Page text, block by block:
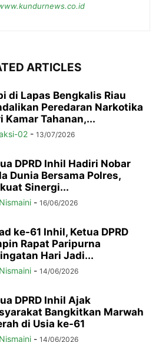
ARTICLES
di Lapas Bengkalis Riau
Peredaran Narkotika
Kamar Tahanan,...
02 - 13/07/2026
DPRD Inhil Hadiri Nobar
Dunia Bersama Polres,
Sinergi...
- 16/06/2026
ke-61 Inhil, Ketua DPRD
Rapat Paripurna
Hari Jadi...
- 14/06/2026
DPRD Inhil Ajak
Bangkitkan Marwah
di Usia ke-61
- 14/06/2026